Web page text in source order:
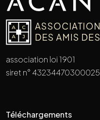
association loi 1901
siret n° 43234470300025
Téléchargements